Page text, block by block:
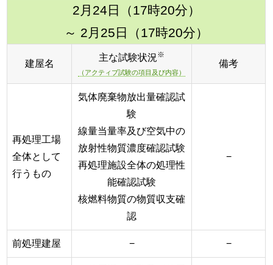
2月24日（17時20分）
～ 2月25日（17時20分）
建屋名
主な試験状況※
（アクティブ試験の項目及び内容）
備考
再処理工場
全体として
行うもの
気体廃棄物放出量確認試
験
線量当量率及び空気中の
放射性物質濃度確認試験
再処理施設全体の処理性
能確認試験
核燃料物質の物質収支確
認
−
前処理建屋 − −